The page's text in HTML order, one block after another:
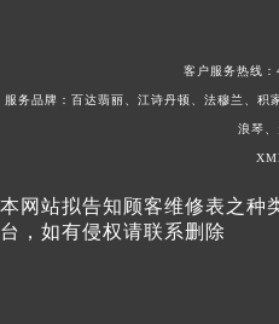
客户服务热线：
服务品牌：百达翡丽、江诗丹顿、法穆兰、积
浪琴
本网站拟告知顾客维修表之种
台，如有侵权请联系删除